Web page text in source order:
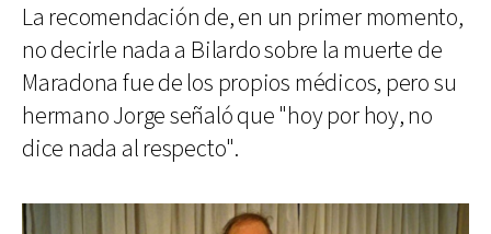
La recomendación de, en un primer momento,
no decirle nada a Bilardo sobre la muerte de
Maradona fue de los propios médicos, pero su
hermano Jorge señaló que "hoy por hoy, no
dice nada al respecto".